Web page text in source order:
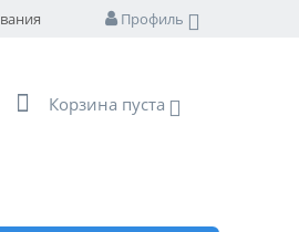
Профиль
Корзина пуста